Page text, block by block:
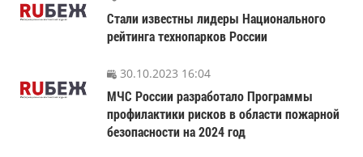
Стали известны лидеры Национального
рейтинга технопарков России
30.10.2023 16:04
МЧС России разработало Программы
профилактики рисков в области пожарной
безопасности на 2024 год